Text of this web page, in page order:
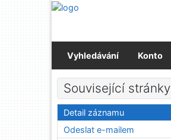
Přejít na obsah
Vyhledávání Konto
Související stránky
Detail záznamu
Odeslat e-mailem